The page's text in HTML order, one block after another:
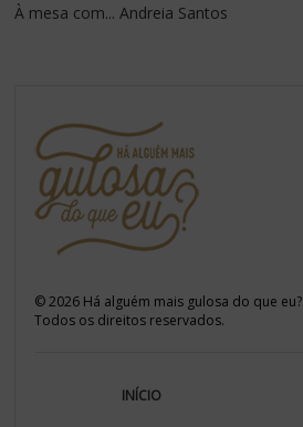
À mesa com... Andreia Santos
©2026 Há alguém mais gulosa do que eu?
Todos os direitos reservados.
INÍCIO